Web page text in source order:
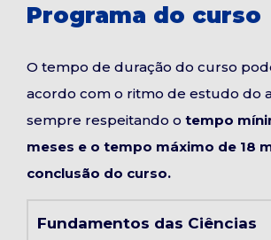
Programa do curso
O tempo de duração do curso
acordo com o ritmo de estudo do
sempre respeitando o tempo
meses e o tempo máximo de 18
conclusão do curso.
Fundamentos das Ciências